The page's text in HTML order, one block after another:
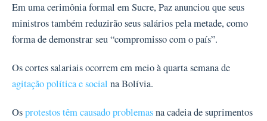
Em uma cerimônia formal em Sucre, Paz anunciou que seus
ministros também reduzirão seus salários pela metade, como
forma de demonstrar seu “compromisso com o país”.
Os cortes salariais ocorrem em meio à quarta semana de
agitação política e social na Bolívia.
Osprotestos têm causado problemasna cadeia de suprimentos